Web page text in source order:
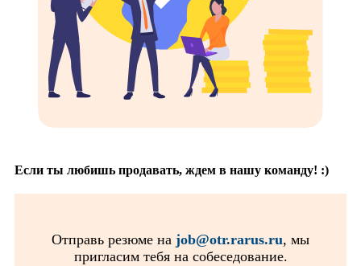
Если ты любишь продавать, ждем в нашу команду! :)
Отправь резюме на job@otr.rarus.ru, мы
пригласим тебя на собеседование.